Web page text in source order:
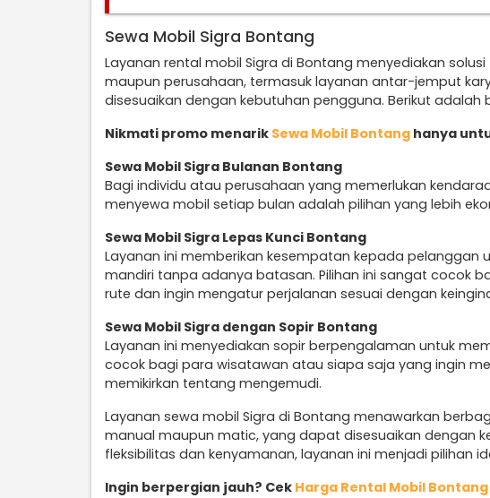
Sewa Mobil Sigra Bontang
Layanan rental mobil Sigra di Bontang menyediakan
maupun perusahaan, termasuk layanan antar-jemput
disesuaikan dengan kebutuhan pengguna. Berikut
Nikmati promo menarik Sewa Mobil Bontang hanya
Sewa Mobil Sigra Bulanan Bontang
Bagi individu atau perusahaan yang memerlukan
menyewa mobil setiap bulan adalah pilihan yang lebih
Sewa Mobil Sigra Lepas Kunci Bontang
Layanan ini memberikan kesempatan kepada pelanggan
mandiri tanpa adanya batasan. Pilihan ini sangat cocok
rute dan ingin mengatur perjalanan sesuai dengan
Sewa Mobil Sigra dengan Sopir Bontang
Layanan ini menyediakan sopir berpengalaman untuk
cocok bagi para wisatawan atau siapa saja yang ingin
memikirkan tentang mengemudi.
Layanan sewa mobil Sigra di Bontang menawarkan
manual maupun matic, yang dapat disesuaikan dengan
fleksibilitas dan kenyamanan, layanan ini menjadi pilihan
Ingin berpergian jauh? Cek Harga Rental Mobil Bontang